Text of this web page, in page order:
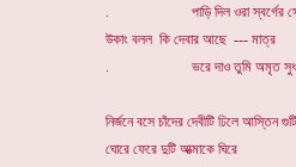
. পাড়ি দিল ওরা স্বর্গের সেরা
উকাং বলল কি দেবার আছে --- মাত্র
. ভরে দাও তুমি অমৃত
নির্জনে বসে চাঁদের দেবীটি ঢিলে আস্তিন
ঘোরে ফেরে দুটি আত্মাকে ঘিরে